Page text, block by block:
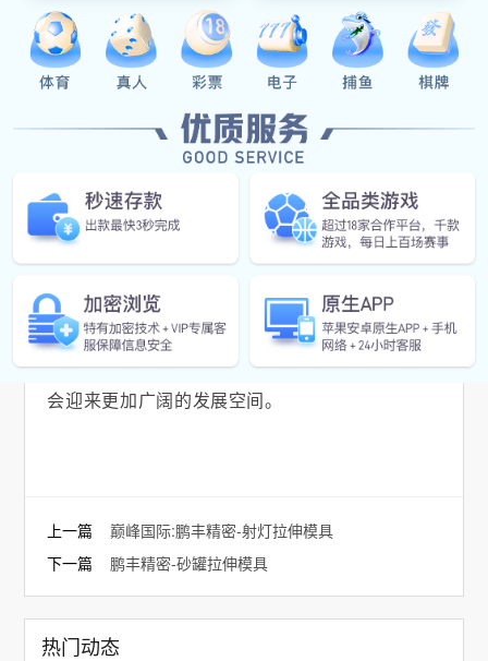
杯拉伸模具”的技术原理也被广泛应用到食品包装
盒、化妆品瓶盖等领域。这些行业对于容器尺寸
精度要求极高，并且随着消费者审美观念的变
化，对容器外观设计也提出了更多样化的需求。
因此，“烧杯拉伸模具”不断向着高精度、多功能
可或缺的一部分，其技术水平直接关系到了相关
产品的质量和竞争力。未来，随着新材料新工艺
的出现，巅峰国际 有理由相信“烧杯拉伸模具”将
会迎来更加广阔的发展空间。
上一篇 巅峰国际:鹏丰精密-射灯拉伸模具
下一篇 鹏丰精密-砂罐拉伸模具
热门动态